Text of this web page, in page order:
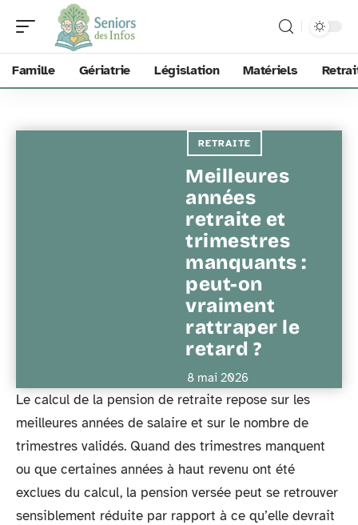
Famille Gériatrie Législation Matériels
RETRAITE
Meilleures
années
retraite et
trimestres
manquants :
peut-on
vraiment
rattraper le
retard ?
8 mai 2026
Le calcul de la pension de retraite repose sur les
meilleures années de salaire et sur le nombre de
trimestres validés. Quand des trimestres manquent
ou que certaines années à haut revenu ont été
exclues du calcul, la pension versée peut se retrouver
sensiblement réduite par rapport à ce qu’elle devrait